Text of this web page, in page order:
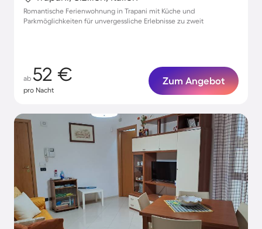
Romantische Ferienwohnung in Trapani mit Küche und
Parkmöglichkeiten für unvergessliche Erlebnisse zu zweit
ab 52 €
pro Nacht
Zum Angebot